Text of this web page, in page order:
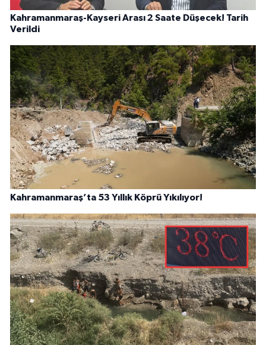
Kahramanmaraş-Kayseri Arası 2 Saate Düşecek! Tarih
Verildi
Kahramanmaraş’ta 53 Yıllık Köprü Yıkılıyor!